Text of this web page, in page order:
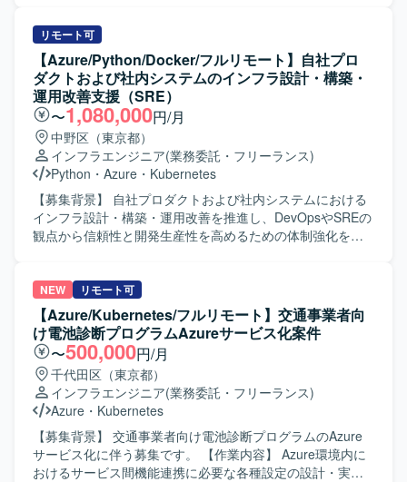
してプロダクトの技術的方向性に影響を与えられる環境で
す。AI開発ツールの検証・導入など、新しい領域にもチャ
レンジしていただけます。 【開発環境】 サーバサイド：
Kotlin/Java、SpringBoot、DGS framework(GraphQL)、
Kotest、spock(groovy)、LocalStack、Playwright フロント
エンド：React、Apollo、TypeScript、Knockout、
webpack、Storybook、Jest モバイルアプリ：SwiftUI、
MagicPod クラウドサービス：AWS（メイン）（fargate、
rds、sqs、redshift など）、GCP（firebase、bigquery な
ど）、CI/Cd（GitHub Actions、Docker、SendGrid、
Datadog、Sentry） デザイン：Figma コミュニケーション
他：GitHub Enterprise Cloud、Notion、Slack、Google
おいて、自社プロダクトおよび社内システムのインフラ設
計、構築、運用改善をリードしていただきます。 会計デー
タを扱う高いセキュリティ要件を満たしながら、開発チー
ムが迅速かつ安全にデプロイできる環境を構築していただ
きます。 SLI/SLOによる信頼性の指標化、IaCによる再現性
のある基盤づくり、監視・オブザーバビリティ基盤の整備
を通じて、属人化しない運用体制を組織に根付かせていた
だきます。 Azureを中心としたクラウドインフラの設計、
構築、運用を行っていただきます。 IaC（Infrastructure as
Code）の推進を行っていただきます。 Pythonによる運用自
動化ツールの開発を行っていただきます。 CI/CDパイプラ
インの構築、運用を行っていただきます。 システムの監
ント対応プロセスの整備と運用を行っていただきます。 SLI
/ SLO の導入、運用によるシステム信頼性の指標化と改善を
行っていただきます。 開発チームと連携したDevOps推進
を行っていただきます。 【求める人物像】 インフラ設計、
構築、運用改善を自律的にリードし、開発チームと協調し
ながらDevOpsやSREのプラクティスを組織に根付かせてい
ける方を求めております。 【ポジションの魅力】 会計デー
タを扱う高いセキュリティ要件のもとで、Azureを中心とし
たクラウドインフラやIaC、監視・オブザーバビリティなど
SRE領域の実践に幅広く関わることができるポジションで
す。 【開発環境】 Azureを中心としたクラウドインフラ、
リモート可
【Azure/Python/Docker/フルリモート】自社プロ
ダクトおよび社内システムのインフラ設計・構築・
運用改善支援（SRE）
〜1,080,000円/月
中野区（東京都）
インフラエンジニア(業務委託・フリーランス)
Python ・ Azure ・ Kubernetes
【募集背景】 自社プロダクトおよび社内システムにおける
インフラ設計・構築・運用改善を推進し、DevOpsやSREの
観点から信頼性と開発生産性を高めるための体制強化を行
いただきます。会計データを扱う高いセキュリティ要件を
満たしながら、開発チームが迅速かつ安全にデプロイでき
る環境を構築していただきます。SLI/SLOによる信頼性の指
標化、IaCによる再現性のある基盤づくり、監視・オブザー
バビリティ基盤の整備を通じて、属人化しない運用体制を
組織に根付かせていただきます。 【求める人物像】 インフ
ラやSRE領域に強い関心を持ち、DevOpsの推進や運用改善
に主体的に取り組んでいただける方を求めています。開発
チームと連携しながら、信頼性向上とデリバリー速度の両
立を意識して行動できる方が望ましいです。 【ポジション
の魅力】 自社プロダクトと社内システムの双方に関わりな
NEW リモート可
【Azure/Kubernetes/フルリモート】交通事業者向
け電池診断プログラムAzureサービス化案件
〜500,000円/月
千代田区（東京都）
インフラエンジニア(業務委託・フリーランス)
Azure ・ Kubernetes
【募集背景】 交通事業者向け電池診断プログラムのAzure
サービス化に伴う募集です。 【作業内容】 Azure環境内に
おけるサービス間機能連携に必要な各種設定の設計・実装